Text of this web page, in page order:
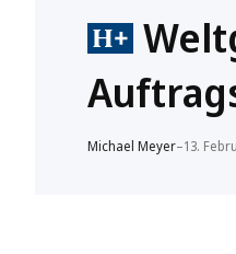
Michael Meyer–13.